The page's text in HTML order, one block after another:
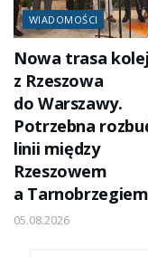
WIADOMOŚCI
Nowa trasa
z Rzeszowa
do Warszawy.
Potrzebna
linii między
Rzeszowem
a Tarnobrzegiem
05.08.2026